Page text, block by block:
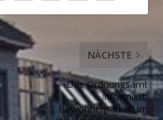
NÄCHSTE
Das Ordnungsamt
informiert:
Bewohnerparken im